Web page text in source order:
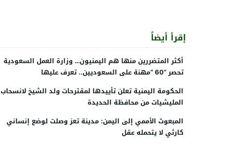
إقرأ أيضاً
أكثر المتضررين منها هم اليمنيون… وزارة العمل السعودية
تحصر “60 “مهنة على السعوديين.. تعرف عليها
الحكومة اليمنية تعلن تأييدها لمقترحات ولد الشيخ لانسحاب
المليشيات من محافظة الحديدة
المبعوث الأممي إلى اليمن: مدينة تعز وصلت لوضع إنساني
كارثي لا يتحمله عقل